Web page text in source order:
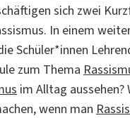
sich zwei
In einem
Schüler*innen
zum Thema
im Alltag aussehen?
wenn man